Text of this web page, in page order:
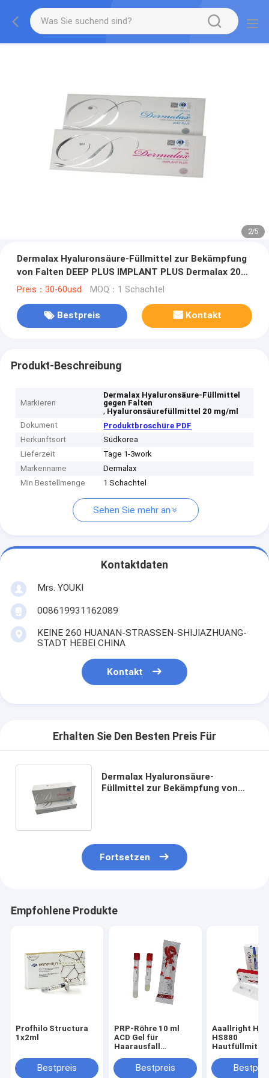
2/5
Dermalax Hyaluronsäure-Füllmittel zur Bekämpfung
von Falten DEEP PLUS IMPLANT PLUS Dermalax 20
mg/ml
Preis：30-60usd MOQ：1 Schachtel
Bestpreis Kontakt
Produkt-Beschreibung
Markieren
Dermalax Hyaluronsäure-Füllmittel
gegen Falten
, Hyaluronsäurefüllmittel 20 mg/ml
Dokument
Produktbroschüre PDF
Herkunftsort
Südkorea
Lieferzeit
Tage 1-3work
Markenname
Dermalax
Min Bestellmenge
1 Schachtel
Sehen Sie mehr an
Kontaktdaten
Mrs. YOUKI
008619931162089
KEINE 260 HUANAN-STRASSEN-SHIJIAZHUANG-
STADT HEBEI CHINA
Kontakt
Erhalten Sie Den Besten Preis Für
Dermalax Hyaluronsäure-
Füllmittel zur Bekämpfung von
Fortsetzen
Empfohlene Produkte
Profhilo Structura
1x2ml
Bestpreis
PRP-Röhre 10 ml
ACD Gel für
Haarausfall
Plastik-Prp-
Zentrifuge
Bestpreis
Aaallright
HS880
Hautfüllmittel
Aging